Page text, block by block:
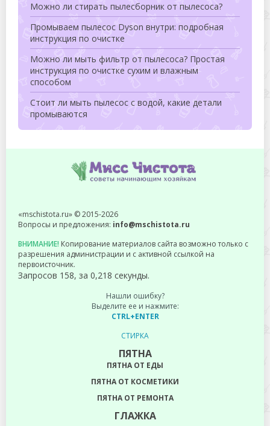
Можно ли стирать пылесборник от пылесоса?
Промываем пылесос Dyson внутри: подробная
инструкция по очистке
Можно ли мыть фильтр от пылесоса? Простая
инструкция по очистке сухим и влажным
способом
Стоит ли мыть пылесос с водой, какие детали
промываются
«mschistota.ru» © 2015-2026
Вопросы и предложения: info@mschistota.ru
ВНИМАНИЕ! Копирование материалов сайта возможно только с
разрешения администрации и с активной ссылкой на
первоисточник.
Запросов 158, за 0,218 секунды.
Нашли ошибку?
Выделите ее и нажмите:
CTRL+ENTER
СТИРКА
ПЯТНА
ПЯТНА ОТ ЕДЫ
ПЯТНА ОТ КОСМЕТИКИ
ПЯТНА ОТ РЕМОНТА
ГЛАЖКА